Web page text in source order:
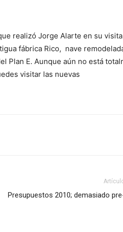
realizó Jorge Alarte en su visita
fábrica Rico, nave
Plan E. Aunque aún no está
visitar las nuevas
Presupuestos 2010; demasiado